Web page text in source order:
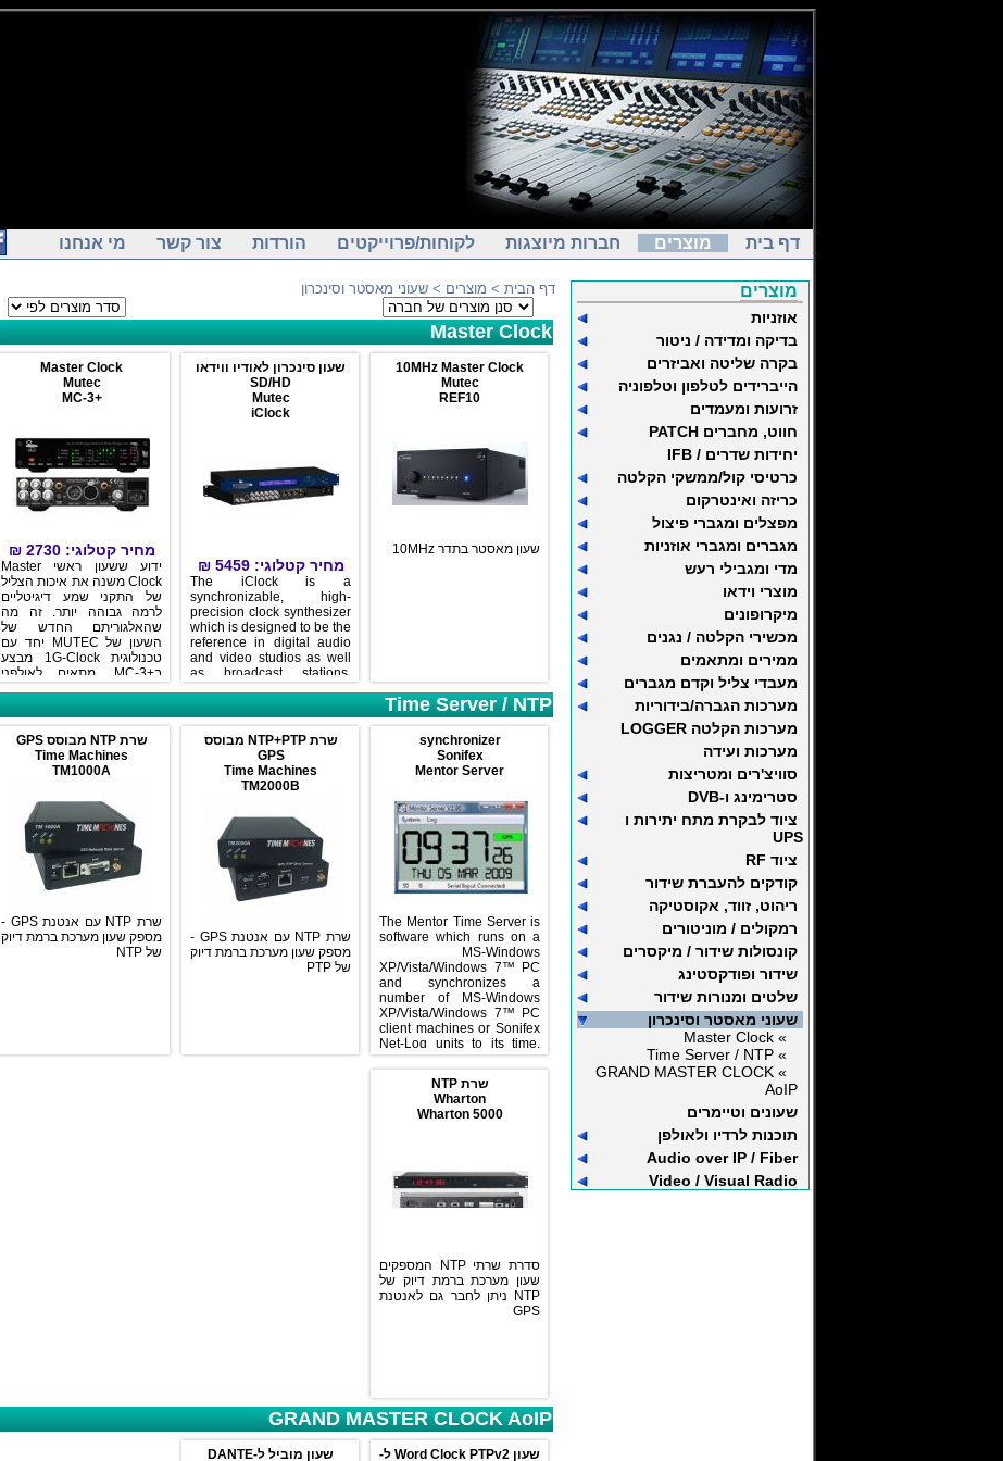
דף בית מוצרים חברות מיוצגות לקוחות/פרוייקטים הורדות צור קשר מי אנחנו
מוצרים
אוזניות
בדיקה ומדידה / ניטור
בקרה שליטה ואביזרים
הייברידים לטלפון וטלפוניה
זרועות ומעמדים
חווט, מחברים PATCH
יחידות שדרים / IFB
כרטיסי קול/ממשקי הקלטה
כריזה ואינטרקום
מפצלים ומגברי פיצול
מגברים ומגברי אוזניות
מדי ומגבילי רעש
מוצרי וידאו
מיקרופונים
מכשירי הקלטה / נגנים
ממירים ומתאמים
מעבדי צליל וקדם מגברים
מערכות הגברה/בידוריות
מערכות הקלטה LOGGER
מערכות ועידה
סוויצ'רים ומטריצות
סטרימינג ו-DVB
ציוד לבקרת מתח יתירות ו
UPS
ציוד RF
קודקים להעברת שידור
ריהוט, זווד, אקוסטיקה
רמקולים / מוניטורים
קונסולות שידור / מיקסרים
שידור ופודקסטינג
שלטים ומנורות שידור
שעוני מאסטר וסינכרון
» Master Clock
» Time Server / NTP
» GRAND MASTER CLOCK
AoIP
שעונים וטיימרים
תוכנות לרדיו ולאולפן
Audio over IP / Fiber
Video / Visual Radio
דף הבית > מוצרים > שעוני מאסטר וסינכרון
Master Clock
10MHz Master Clock
Mutec
REF10
שעון מאסטר בתדר 10MHz
שעון סינכרון לאודיו ווידאו
SD/HD
Mutec
iClock
מחיר קטלוגי:5459
₪
The iClock is a
synchronizable, high-
precision clock synthesizer
which is designed to be the
reference in digital audio
and video studios as well
as broadcast stations.
generation, developed by
MUTEC, the unit offers an
unchallanged flexibility for
synchronization of different
devices to one house
clock. On this occasion
and unflexible forms of
chaining input and output
signals and allows for the
first time their completely
free combination and
Master Clock
Mutec
+MC-3
מחיר קטלוגי:2730
₪
ידוע ששעון ראשי Master
Clock משנה את איכות הצליל
של התקני שמע דיגיטליים
לרמה גבוהה יותר. זה מה
שהאלגוריתם החדש של
השעון של MUTEC יחד עם
טכנולוגית 1G-Clock מבצע
ב+MC-3. מתאים לאולפני
משעון חיצוני, המרה מAES3
Time Server / NTP
synchronizer
Sonifex
Mentor Server
The Mentor Time Server is
software which runs on a
MS-Windows
XP/Vista/Windows 7™ PC
and synchronizes a
number of MS-Windows
XP/Vista/Windows 7™ PC
client machines or Sonifex
Net-Log units to its time.
The client PCs or Net-Logs
read the server time and
have their time set using
TCP/IP at regular intervals.
שרת NTP+PTP מבוסס
GPS
Time Machines
TM2000B
שרת NTP עם אנטנת GPS -
מספק שעון מערכת ברמת דיוק
של PTP
שרת NTP מבוסס GPS
Time Machines
TM1000A
שרת NTP עם אנטנת GPS -
מספק שעון מערכת ברמת דיוק
של NTP
שרת NTP
Wharton
Wharton 5000
סדרת שרתי NTP המספקים
שעון מערכת ברמת דיוק של
NTP ניתן לחבר גם לאנטנת
GPS
GRAND MASTER CLOCK AoIP
שעון Word Clock PTPv2 ל- שעון מוביל ל-DANTE